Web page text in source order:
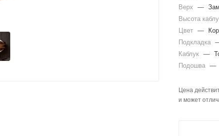
Верх
—
Высота
Цвет —
Подкладка
Каблук —
Подошва —
Цена
и может